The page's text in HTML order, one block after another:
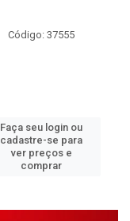
Código: 37555
Faça seu login ou
cadastre-se para
ver preços e
comprar